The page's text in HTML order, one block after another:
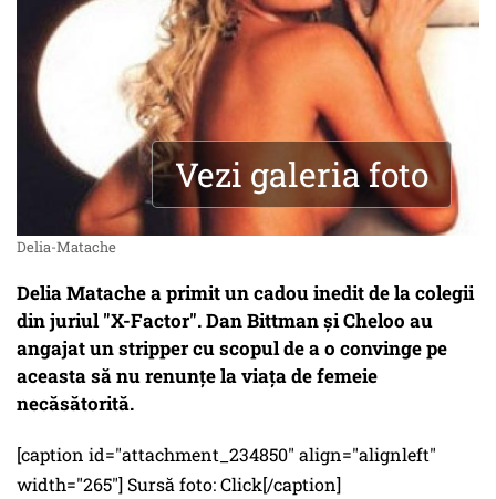
Vezi galeria foto
Delia-Matache
Delia Matache a primit un cadou inedit de la colegii
din juriul "X-Factor". Dan Bittman și Cheloo au
angajat un stripper cu scopul de a o convinge pe
aceasta să nu renunțe la viața de femeie
necăsătorită.
[caption id="attachment_234850" align="alignleft"
width="265"] Sursă foto: Click[/caption]